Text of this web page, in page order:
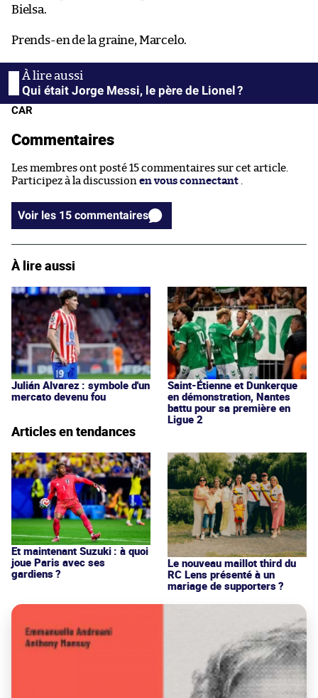
Bielsa.
Prends-en de la graine, Marcelo.
Qui était Jorge Messi, le père de Lionel ?
CAR
Commentaires
Les membres ont posté 15 commentaires sur cet article.
Participez à la discussion en vous connectant
Voir les 15 commentaires
À lire aussi
Julián Alvarez : symbole d'un
mercato devenu fou
Saint-Étienne et Dunkerque
en démonstration, Nantes
battu pour sa première en
Ligue 2
Articles en tendances
Et maintenant Suzuki : à quoi
joue Paris avec ses
gardiens ?
Le nouveau maillot third du
RC Lens présenté à un
mariage de supporters ?